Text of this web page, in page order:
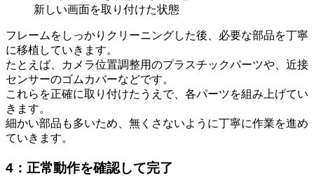
新しい画面を取り付けた状態
フレームをしっかりクリーニングした後、必要な部品を丁寧
に移植していきます。
たとえば、カメラ位置調整用のプラスチックパーツや、近接
センサーのゴムカバーなどです。
これらを正確に取り付けたうえで、各パーツを組み上げてい
きます。
細かい部品も多いため、無くさないように丁寧に作業を進め
ていきます。
4： 正常動作を確認して完了